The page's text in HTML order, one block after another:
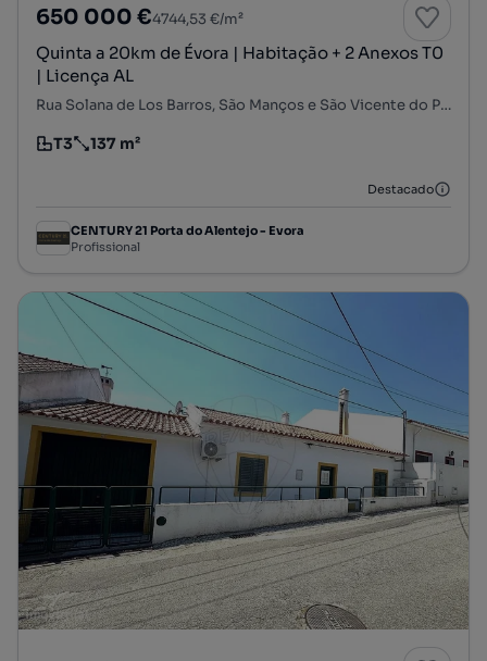
650 000 €4744,53 €/m²
Quinta a 20km de Évora | Habitação + 2 Anexos T0
| Licença AL
Rua Solana de Los Barros, São Manços e São Vicente do Pigeiro, Évora, Évora
Tipologia
T3
Preço por metro quadrado
137 m²
Destacado
CENTURY 21 Porta do Alentejo - Evora
Profissional